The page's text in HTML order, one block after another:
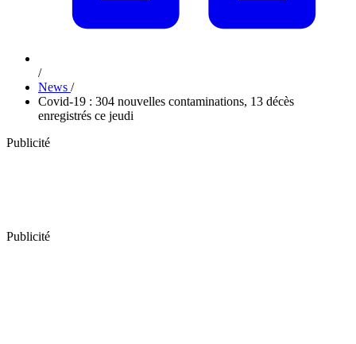
/
News /
Covid-19 : 304 nouvelles contaminations, 13 décès
enregistrés ce jeudi
Publicité
Publicité